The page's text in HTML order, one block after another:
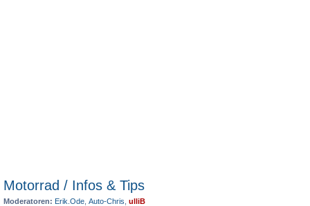
Motorrad / Infos & Tips
Moderatoren: Erik.Ode Auto-Chris ulliB